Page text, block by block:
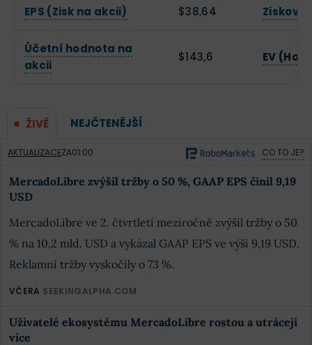
EPS (Zisk na akcii) $38,64 Zisková
Účetní hodnota na
akcii
$143,6 EV
ŽIVĚ NEJČTENĚJŠÍ
AKTUALIZACEZA01:00 CO TO JE?
MercadoLibre zvýšil tržby o 50 %, GAAP EPS činil 9,19
USD
MercadoLibre ve 2. čtvrtletí meziročně zvýšil tržby o 50
% na 10,2 mld. USD a vykázal GAAP EPS ve výši 9,19 USD.
Reklamní tržby vyskočily o 73 %.
VČERA SEEKINGALPHA.COM
Uživatelé ekosystému MercadoLibre rostou a utrácejí
více